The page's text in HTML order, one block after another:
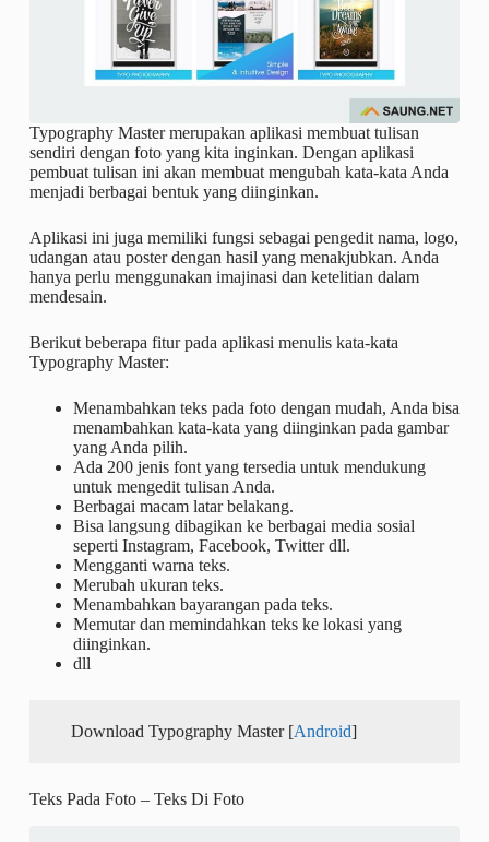
Typography Master merupakan aplikasi membuat tulisan
sendiri dengan foto yang kita inginkan. Dengan aplikasi
pembuat tulisan ini akan membuat mengubah kata-kata Anda
menjadi berbagai bentuk yang diinginkan.
Aplikasi ini juga memiliki fungsi sebagai pengedit nama, logo,
udangan atau poster dengan hasil yang menakjubkan. Anda
hanya perlu menggunakan imajinasi dan ketelitian dalam
mendesain.
Berikut beberapa fitur pada aplikasi menulis kata-kata
Typography Master:
Menambahkan teks pada foto dengan mudah, Anda bisa
menambahkan kata-kata yang diinginkan pada gambar
yang Anda pilih.
Ada 200 jenis font yang tersedia untuk mendukung
untuk mengedit tulisan Anda.
Berbagai macam latar belakang.
Bisa langsung dibagikan ke berbagai media sosial
seperti Instagram, Facebook, Twitter dll.
Mengganti warna teks.
Merubah ukuran teks.
Menambahkan bayarangan pada teks.
Memutar dan memindahkan teks ke lokasi yang
diinginkan.
dll
Download Typography Master [Android]
Teks Pada Foto – Teks Di Foto